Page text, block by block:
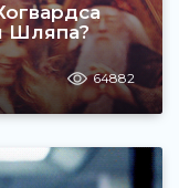
Шляпа?
64882